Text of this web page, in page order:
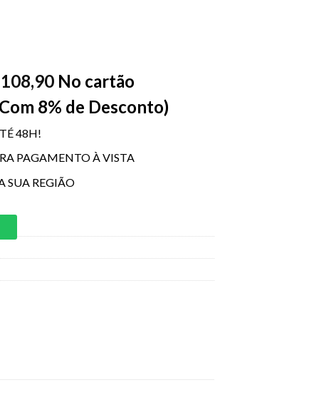
108,90 No cartão
8% de Desconto)
48H!
PAGAMENTO À VISTA
SUA REGIÃO